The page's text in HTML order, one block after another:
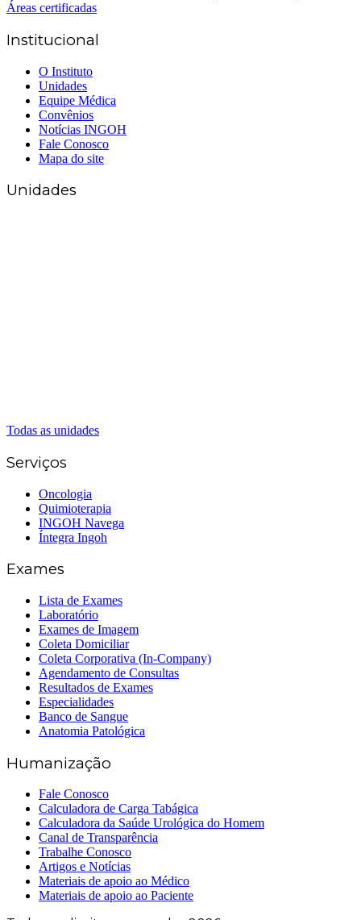
Áreas certificadas
Institucional
O Instituto
Unidades
Equipe Médica
Convênios
Notícias INGOH
Fale Conosco
Mapa do site
Unidades
Todas as unidades
Serviços
Oncologia
Quimioterapia
INGOH Navega
Íntegra Ingoh
Exames
Lista de Exames
Laboratório
Exames de Imagem
Coleta Domiciliar
Coleta Corporativa (In-Company)
Agendamento de Consultas
Resultados de Exames
Especialidades
Banco de Sangue
Anatomia Patológica
Humanização
Fale Conosco
Calculadora de Carga Tabágica
Calculadora da Saúde Urológica do Homem
Canal de Transparência
Trabalhe Conosco
Artigos e Notícias
Materiais de apoio ao Médico
Materiais de apoio ao Paciente